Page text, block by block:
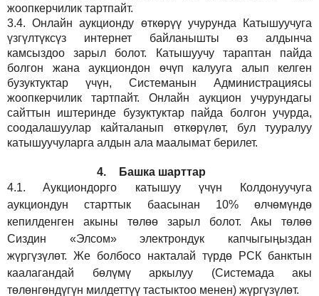
жоопкерчилик тартпайт.
3.4.Онлайн аукционду өткөрүү учурунда Катышуучуга
үзгүлтүксүз интернет байланышты өз алдынча
камсыздоозарыл болот.
Катышуучу тараптан пайда
болгон жана аукциондон өчүп калууга алып келген
бузуктуктар үчүн, Системанын Администрациясы
жоопкерчилик тартпайт. Онлайн аукцион учурундагы
сайттын иштеринде бузуктуктар пайда болгон учурда,
соодалашуулар кайталанып өткөрүлөт, бул тууралуу
катышуучуларга алдын ала маалымат берилет.
4.
Башка шарттар
4.1.
Аукциондорго катышуу үчүн Колдонуучуга
аукциондун старттык баасынан 10% өлчөмүндө
кепилденген акыны төлөө зарыл болот. Акы төлөө
Сиздин «Элсом»электрондук капчыгыңыздан
жүргүзүлөт. Же болбосо накталай түрдө РСК банктын
каалагандай бөлүмү аркылуу (Системада акы
төлөнгөндүгүн милдеттүү тастыктоо менен) жүргүзүлөт.